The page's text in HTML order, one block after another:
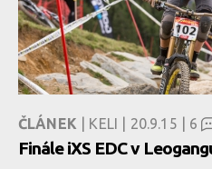
ČLÁNEK | KELI | 20.9.15 | 6
Finále iXS EDC v